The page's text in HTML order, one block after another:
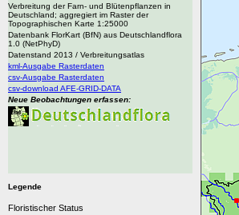
Verbreitung der Farn- und Blütenpflanzen in
Deutschland; aggregiert im Raster der
Topographischen Karte 1:25000
Datenbank FlorKart (BfN) aus Deutschlandflora
1.0 (NetPhyD)
Datenstand 2013 / Verbreitungsatlas
kml-Ausgabe Rasterdaten
csv-Ausgabe Rasterdaten
csv-download AFE-GRID-DATA
Neue Beobachtungen erfassen:
Legende